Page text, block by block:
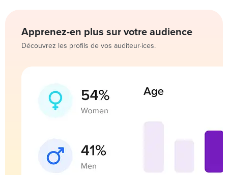
Apprenez-en plus sur votre audience
Découvrez les profils de vos auditeur·ices.